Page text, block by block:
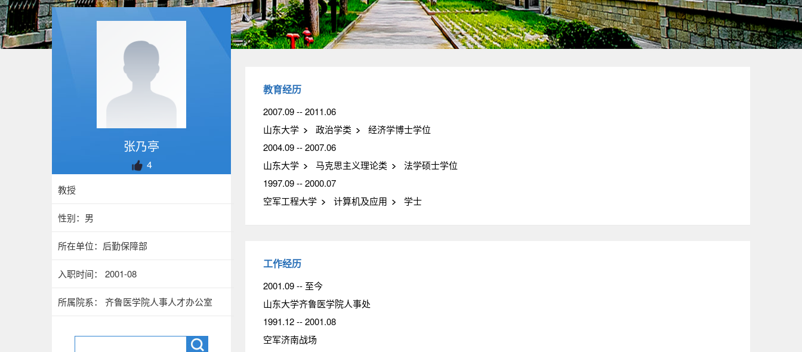
张乃亭
4
教授
性别：男
所在单位：后勤保障部
入职时间： 2001-08
所属院系： 齐鲁医学院人事人才办公室
教育经历
2007.09 -- 2011.06
山东大学
政治学类
经济学博士学位
2004.09 -- 2007.06
山东大学
马克思主义理论类
法学硕士学位
1997.09 -- 2000.07
空军工程大学
计算机及应用 学士
工作经历
2001.09 -- 至今
山东大学齐鲁医学院人事处
1991.12 -- 2001.08
空军济南战场